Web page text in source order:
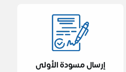
إرسال مسودة الأولى